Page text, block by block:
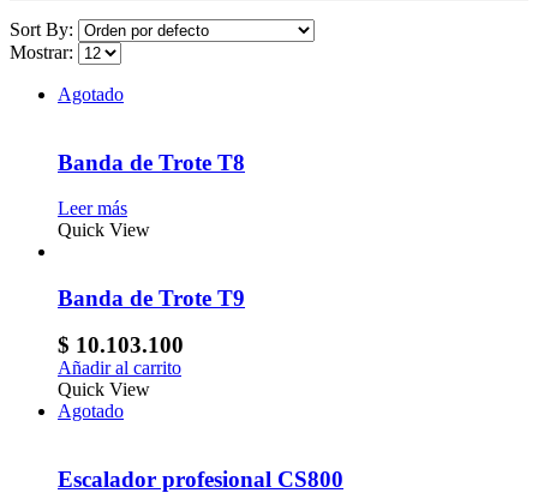
Sort By:
Mostrar:
Agotado
Banda de Trote T8
Leer más
Quick View
Banda de Trote T9
$ 10.103.100
Añadir al carrito
Quick View
Agotado
Escalador profesional CS800